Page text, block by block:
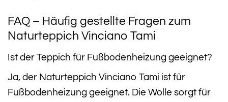
FAQ – Häufig gestellte Fragen zum
Naturteppich Vinciano Tami
Ist der Teppich für Fußbodenheizung geeignet?
Ja, der Naturteppich Vinciano Tami ist für
Fußbodenheizung geeignet. Die Wolle sorgt für